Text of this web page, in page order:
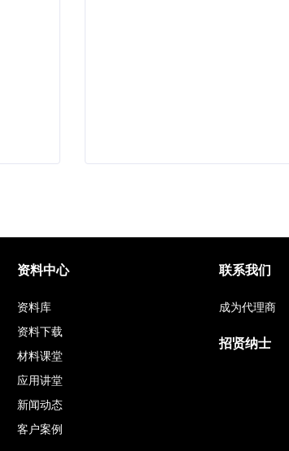
资料中心
资料库
资料下载
材料课堂
应用讲堂
新闻动态
客户案例
联系我们
成为代理商
招贤纳士